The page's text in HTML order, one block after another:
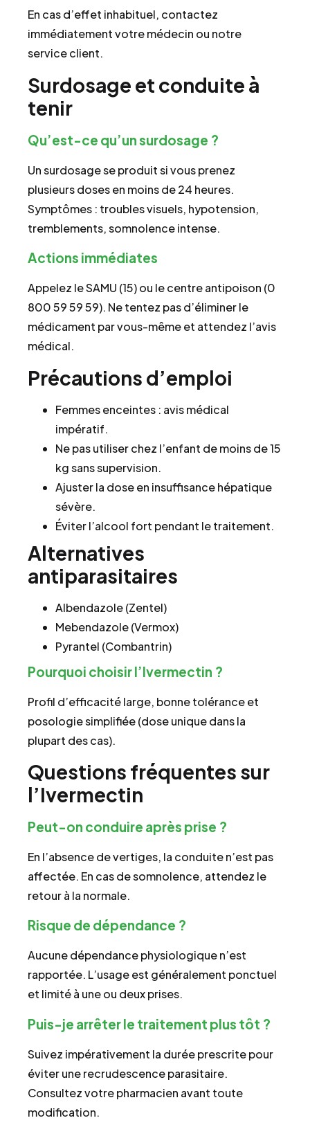
En cas d’effet inhabituel, contactez
immédiatement votre médecin ou notre
service client.
Surdosage et conduite à
tenir
Qu’est-ce qu’un surdosage ?
Un surdosage se produit si vous prenez
plusieurs doses en moins de 24 heures.
Symptômes : troubles visuels, hypotension,
tremblements, somnolence intense.
Actions immédiates
Appelez le SAMU (15) ou le centre antipoison (0
800 59 59 59). Ne tentez pas d’éliminer le
médicament par vous-même et attendez l’avis
médical.
Précautions d’emploi
Femmes enceintes : avis médical
impératif.
Ne pas utiliser chez l’enfant de moins de 15
kg sans supervision.
Ajuster la dose en insuffisance hépatique
sévère.
Éviter l’alcool fort pendant le traitement.
Alternatives
antiparasitaires
Albendazole (Zentel)
Mebendazole (Vermox)
Pyrantel (Combantrin)
Pourquoi choisir l’Ivermectin ?
Profil d’efficacité large, bonne tolérance et
posologie simplifiée (dose unique dans la
plupart des cas).
Questions fréquentes sur
l’Ivermectin
Peut-on conduire après prise ?
En l’absence de vertiges, la conduite n’est pas
affectée. En cas de somnolence, attendez le
retour à la normale.
Risque de dépendance ?
Aucune dépendance physiologique n’est
rapportée. L’usage est généralement ponctuel
et limité à une ou deux prises.
Puis-je arrêter le traitement plus tôt ?
Suivez impérativement la durée prescrite pour
éviter une recrudescence parasitaire.
Consultez votre pharmacien avant toute
modification.